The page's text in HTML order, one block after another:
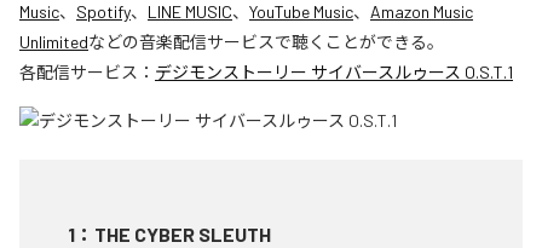
Music、 Spotify、 LINE MUSIC、 YouTube Music、 Amazon Music
Unlimitedなどの音楽配信サービスで聴くことができる。
各配信サービス： デジモンストーリー サイバースルゥース O.S.T.1
1 ： THE CYBER SLEUTH